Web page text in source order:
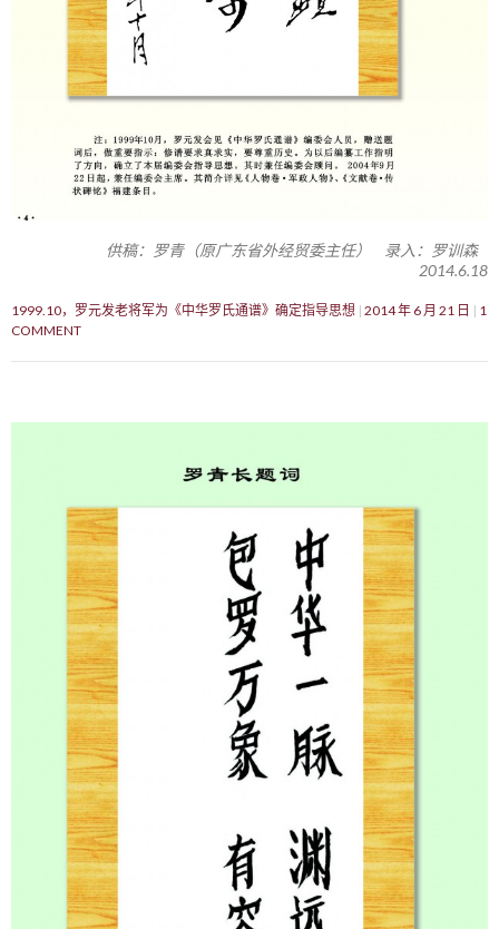
供稿：罗青（原广东省外经贸委主任） 录入：罗训森
2014.6.18
1999.10，罗元发老将军为《中华罗氏通谱》确定指导思想 2014 年 6 月 21 日
1
COMMENT